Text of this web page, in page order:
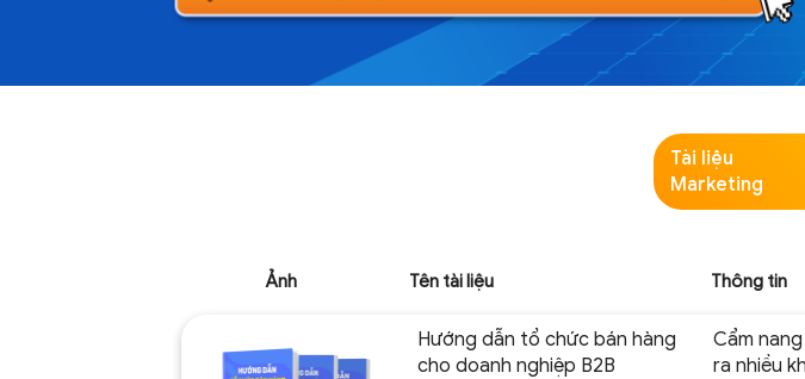
Tài liệu
Marketing
Ảnh Tên tài liệu Thông tin
Hướng dẫn tổ chức bán hàng
cho doanh nghiệp B2B
Cẩm
ra nhiều